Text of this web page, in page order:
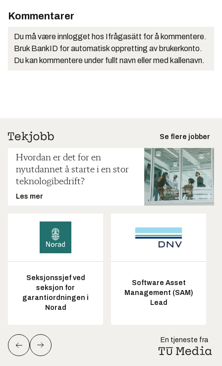
Kommentarer
Du må være innlogget hos Ifrågasätt for å kommentere.
Bruk BankID for automatisk oppretting av brukerkonto.
Du kan kommentere under fullt navn eller med kallenavn.
Se flere jobber
Hvordan er det for en
nyutdannet å starte i en stor
teknologibedrift?
Les mer
Seksjonssjef ved
seksjon for
garantiordningen i
Norad
Software Asset
Management (SAM)
Lead
En tjeneste fra